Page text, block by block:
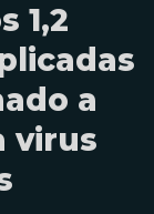
1,2
a
virus